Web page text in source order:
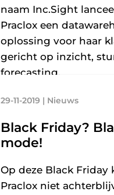
naam Inc.Sight
Praclox een
oplossing voor haar
gericht op inzicht,
forecasting.
29-11-2019 | Nieuws
Black Friday?
mode!
Op deze Black Friday
Praclox niet